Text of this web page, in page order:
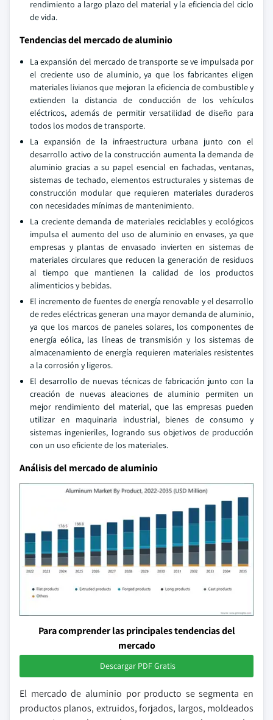
rendimiento a largo plazo del material y la eficiencia del ciclo
de vida.
Tendencias del mercado de aluminio
La expansión del mercado de transporte se ve impulsada por
el creciente uso de aluminio, ya que los fabricantes eligen
materiales livianos que mejoran la eficiencia de combustible y
extienden la distancia de conducción de los vehículos
eléctricos, además de permitir versatilidad de diseño para
todos los modos de transporte.
La expansión de la infraestructura urbana junto con el
desarrollo activo de la construcción aumenta la demanda de
aluminio gracias a su papel esencial en fachadas, ventanas,
sistemas de techado, elementos estructurales y sistemas de
construcción modular que requieren materiales duraderos
con necesidades mínimas de mantenimiento.
La creciente demanda de materiales reciclables y ecológicos
impulsa el aumento del uso de aluminio en envases, ya que
empresas y plantas de envasado invierten en sistemas de
materiales circulares que reducen la generación de residuos
al tiempo que mantienen la calidad de los productos
alimenticios y bebidas.
El incremento de fuentes de energía renovable y el desarrollo
de redes eléctricas generan una mayor demanda de aluminio,
ya que los marcos de paneles solares, los componentes de
energía eólica, las líneas de transmisión y los sistemas de
almacenamiento de energía requieren materiales resistentes
a la corrosión y ligeros.
El desarrollo de nuevas técnicas de fabricación junto con la
creación de nuevas aleaciones de aluminio permiten un
mejor rendimiento del material, que las empresas pueden
utilizar en maquinaria industrial, bienes de consumo y
sistemas ingenieriles, logrando sus objetivos de producción
con un uso eficiente de los materiales.
Análisis del mercado de aluminio
Para comprender las principales tendencias del
mercado
Descargar PDF Gratis
El mercado de aluminio por producto se segmenta en
productos planos, extruidos, forjados, largos, moldeados